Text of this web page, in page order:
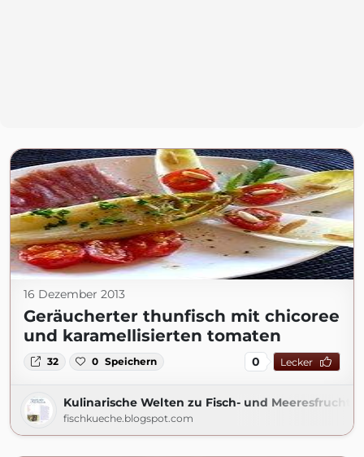
16 Dezember 2013
Geräucherter thunfisch mit chicoree
und karamellisierten tomaten
32 0 Speichern 0 Lecker
Kulinarische Welten zu Fisch- und Meeresfrucht
fischkueche.blogspot.com